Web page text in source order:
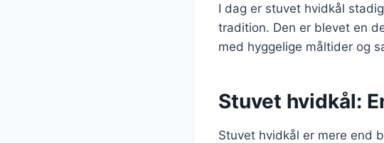
I dag er stuvet hvidkål
tradition. Den er blevet en
med hyggelige måltider og
Stuvet hvidkål:
Stuvet hvidkål er mere end